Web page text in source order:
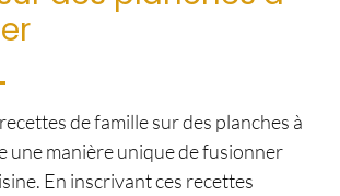
de famille sur des planches à
une manière unique de fusionner
En inscrivant ces recettes